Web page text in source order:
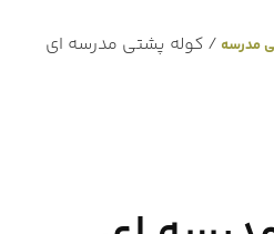
مدرسه / کوله پشتی مدرسه ای